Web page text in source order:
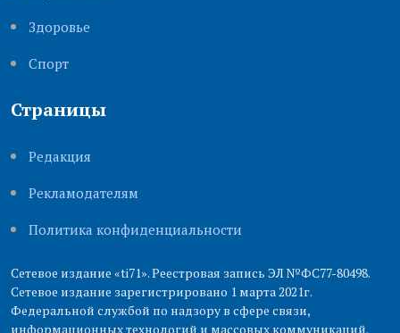
Здоровье
Cпорт
Страницы
Редакция
Рекламодателям
Политика конфиденциальности
Сетевое издание «ti71». Реестровая запись ЭЛ №ФС77-80498.
Сетевое издание зарегистрировано 1 марта 2021г.
Федеральной службой по надзору в сфере связи,
информационных технологий и массовых коммуникаций.